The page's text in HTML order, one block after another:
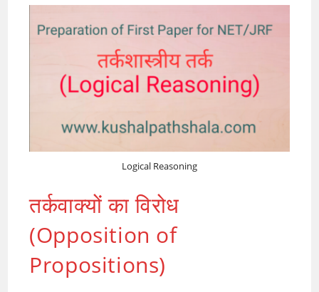
Logical Reasoning
तर्कवाक्यों का विरोध
(Opposition of
Propositions)